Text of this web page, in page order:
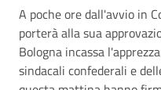
Descrizione
A poche ore dall'avvio in
porterà alla sua
Bologna incassa
sindacali confederali e